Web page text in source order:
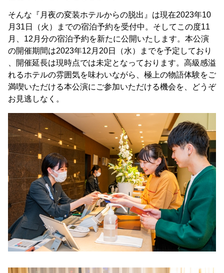
そんな『月夜の変装ホテルからの脱出』は現在2023年10
月31日（火）までの宿泊予約を受付中。そしてこの度11
月、12月分の宿泊予約を新たに公開いたします。本公演
の開催期間は2023年12月20日（水）までを予定しており
、開催延長は現時点では未定となっております。高級感溢
れるホテルの雰囲気を味わいながら、極上の物語体験をご
満喫いただける本公演にご参加いただける機会を、どうぞ
お見逃しなく。